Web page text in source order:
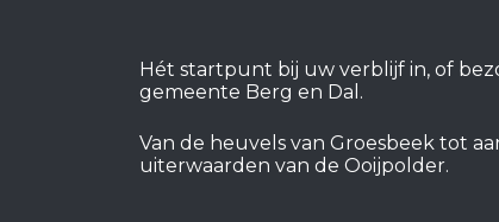
Hét startpunt bij uw verblijf in, of
gemeente Berg en Dal.
Van de heuvels van Groesbeek tot
uiterwaarden van de Ooijpolder.